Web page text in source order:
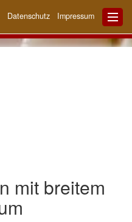
Datenschutz Impressum
mit breitem